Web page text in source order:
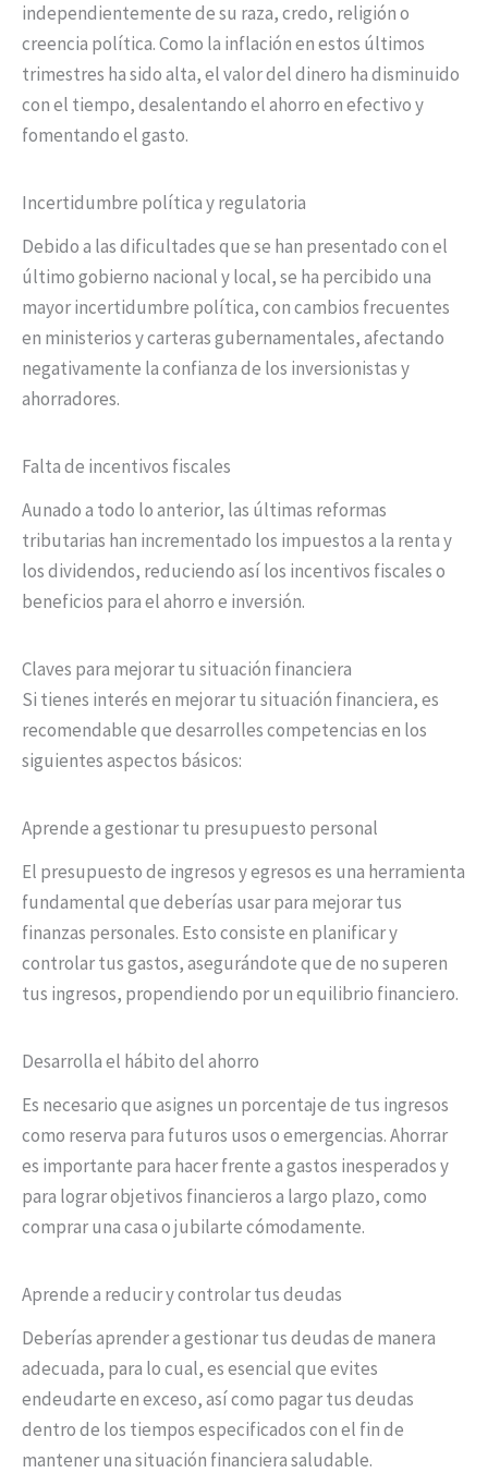
independientemente de su raza, credo, religión o
creencia política. Como la inflación en estos últimos
trimestres ha sido alta, el valor del dinero ha disminuido
con el tiempo, desalentando el ahorro en efectivo y
fomentando el gasto.
Incertidumbre política y regulatoria
Debido a las dificultades que se han presentado con el
último gobierno nacional y local, se ha percibido una
mayor incertidumbre política, con cambios frecuentes
en ministerios y carteras gubernamentales, afectando
negativamente la confianza de los inversionistas y
ahorradores.
Falta de incentivos fiscales
Aunado a todo lo anterior, las últimas reformas
tributarias han incrementado los impuestos a la renta y
los dividendos, reduciendo así los incentivos fiscales o
beneficios para el ahorro e inversión.
Claves para mejorar tu situación financiera
Si tienes interés en mejorar tu situación financiera, es
recomendable que desarrolles competencias en los
siguientes aspectos básicos:
Aprende a gestionar tu presupuesto personal
El presupuesto de ingresos y egresos es una herramienta
fundamental que deberías usar para mejorar tus
finanzas personales. Esto consiste en planificar y
controlar tus gastos, asegurándote que de no superen
tus ingresos, propendiendo por un equilibrio financiero.
Desarrolla el hábito del ahorro
Es necesario que asignes un porcentaje de tus ingresos
como reserva para futuros usos o emergencias. Ahorrar
es importante para hacer frente a gastos inesperados y
para lograr objetivos financieros a largo plazo, como
comprar una casa o jubilarte cómodamente.
Aprende a reducir y controlar tus deudas
Deberías aprender a gestionar tus deudas de manera
adecuada, para lo cual, es esencial que evites
endeudarte en exceso, así como pagar tus deudas
dentro de los tiempos especificados con el fin de
mantener una situación financiera saludable.